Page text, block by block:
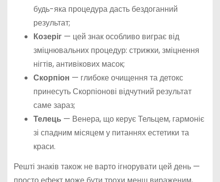
будь-яка процедура дасть бездоганний
результат;
Козеріг— цей знак особливо виграє від
зміцнювальних процедур: стрижки, зміцнення
нігтів, антивікових масок;
Скорпіон — глибоке очищення та детокс
принесуть Скорпіонові відчутний результат
саме зараз;
Телець — Венера, що керує Тельцем, гармоніє
зі спадним місяцем у питаннях естетики та
краси.
Решті знаків також не варто ігнорувати цей день —